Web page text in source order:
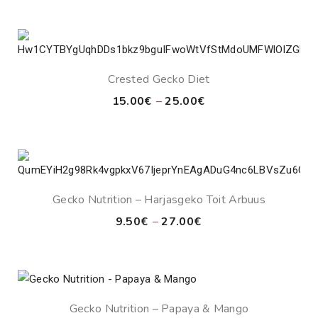
Crested Gecko Diet
15.00€ – 25.00€
25.00€
Gecko Nutrition – Harjasgeko Toit Arbuus
9.50€ –27.00€
Gecko Nutrition – Papaya & Mango